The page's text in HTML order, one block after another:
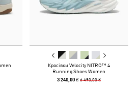
Кросівки Velocity NITRO™ 4
Running Shoes Women
3 240,00 ₴6 490,00 ₴